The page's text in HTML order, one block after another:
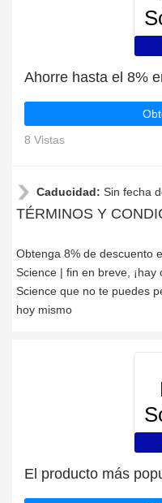
8 Vistas
Caducidad: Sin fecha
TÉRMINOS Y
Obtenga 8% de descuento
Science | fin en breve, ¡hay
Science que no te puedes
hoy mismo
El producto más